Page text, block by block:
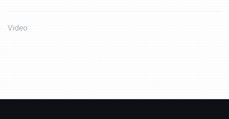
Video